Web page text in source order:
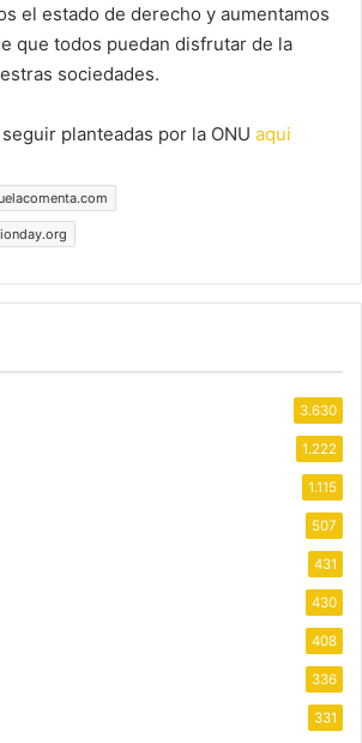
el estado de derecho y aumentamos
que todos puedan disfrutar de la
sociedades.
planteadas por la ONU aqui
3.630
1.222
1.115
507
431
430
408
336
331